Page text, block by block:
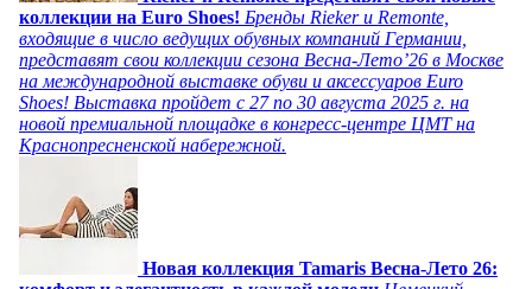
коллекции на Euro Shoes! Бренды Rieker и Remonte,
входящие в число ведущих обувных компаний Германии,
представят свои коллекции сезона Весна-Лето’26 в Москве
на международной выставке обуви и аксессуаров Euro
Shoes! Выставка пройдет c 27 по 30 августа 2025 г. на
новой премиальной площадке в конгресс-центре ЦМТ на
Краснопресненской набережной.
Новая коллекция Tamaris Весна-Лето 26: